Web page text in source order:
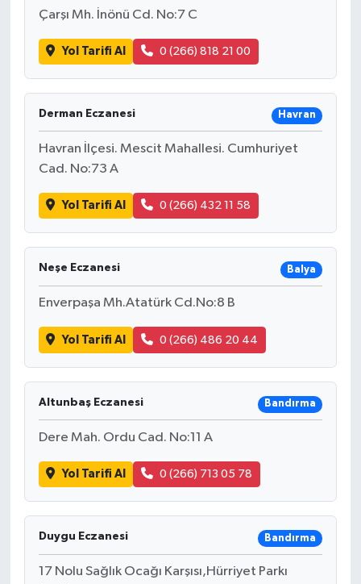
Çarşı Mh. İnönü Cd. No:7 C
Yol Tarifi Al 0 (266) 818 21 00
Derman Eczanesi Havran
Havran İlçesi. Mescit Mahallesi. Cumhuriyet
Cad. No:73 A
Yol Tarifi Al 0 (266) 432 11 58
Neşe Eczanesi Balya
Enverpaşa Mh.Atatürk Cd.No:8 B
Yol Tarifi Al 0 (266) 486 20 44
Altunbaş Eczanesi Bandırma
Dere Mah. Ordu Cad. No:11 A
Yol Tarifi Al 0 (266) 713 05 78
Duygu Eczanesi Bandırma
17 Nolu Sağlık Ocağı Karşısı,Hürriyet Parkı